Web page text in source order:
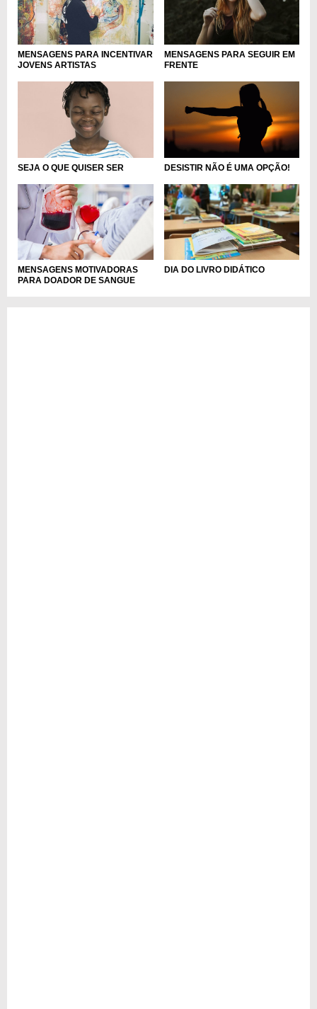
MENSAGENS PARA INCENTIVAR
JOVENS ARTISTAS
MENSAGENS PARA SEGUIR EM
FRENTE
SEJA O QUE QUISER SER DESISTIR NÃO É UMA OPÇÃO!
MENSAGENS MOTIVADORAS
PARA DOADOR DE SANGUE
DIA DO LIVRO DIDÁTICO